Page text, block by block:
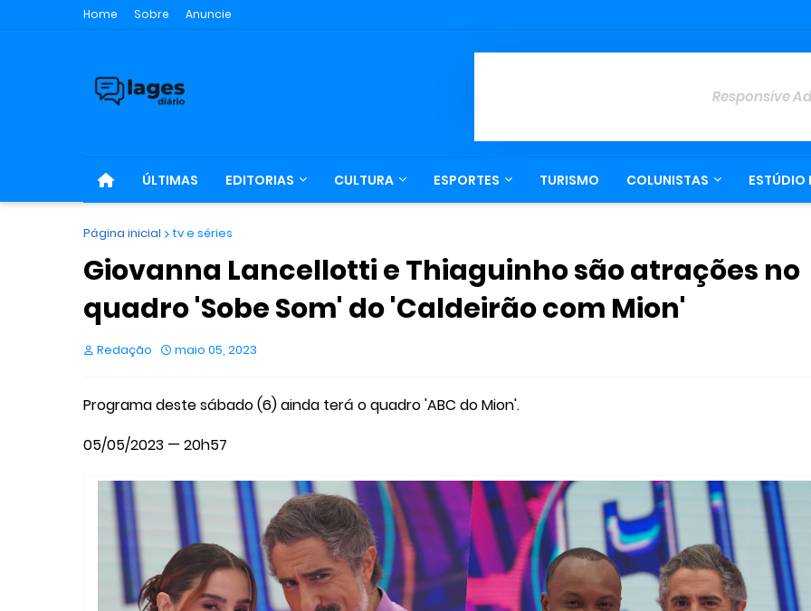
Home Sobre Anuncie
Responsive
ÚLTIMAS EDITORIAS CULTURA ESPORTES TURISMO COLUNISTAS ESTÚDIO
Página inicial tv e séries
Giovanna Lancellotti e Thiaguinho são atrações no
quadro 'Sobe Som' do 'Caldeirão com Mion'
Redação maio 05, 2023
Programa deste sábado (6) ainda terá o quadro 'ABC do Mion'.
05/05/2023 — 20h57